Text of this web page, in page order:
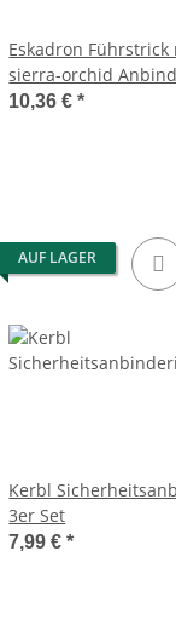
Eskadron Führstrick
sierra-orchid
2026
10,36 €*
AUF LAGER
Kerbl
3er Set
7,99 €*